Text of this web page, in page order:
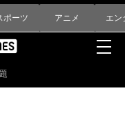
ポーツ アニメ エン